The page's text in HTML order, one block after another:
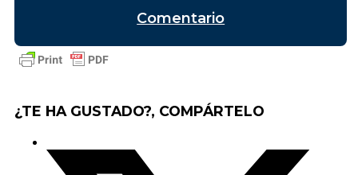
Comentario
¿TE HA GUSTADO?, COMPÁRTELO